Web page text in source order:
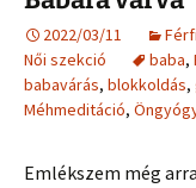
2022/03/11
Női szekció
baba,
babavárás, blokkoldás,
Méhmeditáció,
Emlékszem még